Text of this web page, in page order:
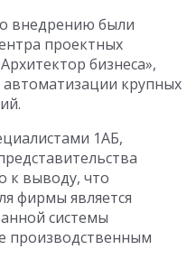
внедрению были
проектных
бизнеса»,
крупных
1АБ,
к выводу, что
фирмы является
системы
производственным